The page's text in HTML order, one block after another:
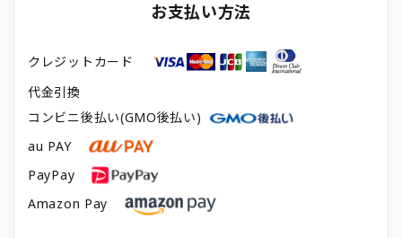
お支払い方法
クレジットカード
代金引換
コンビニ後払い(GMO後払い)
au PAY
PayPay
Amazon Pay